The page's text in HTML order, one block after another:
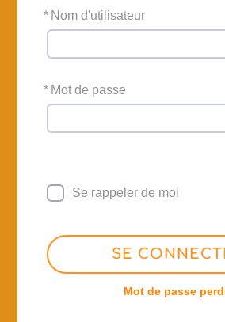
* Nom d'utilisateur
* Mot de passe
Se rappeler de moi
SE
Mot de passe